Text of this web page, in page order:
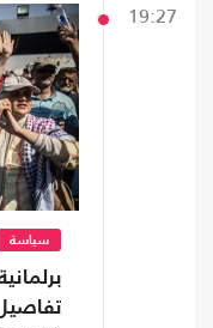
19:27
سياسة